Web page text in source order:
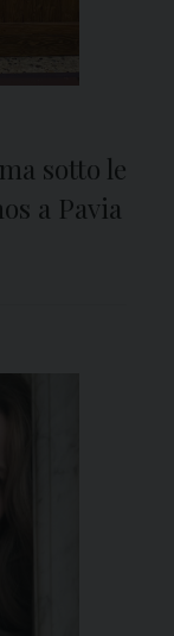
sotto le
a Pavia